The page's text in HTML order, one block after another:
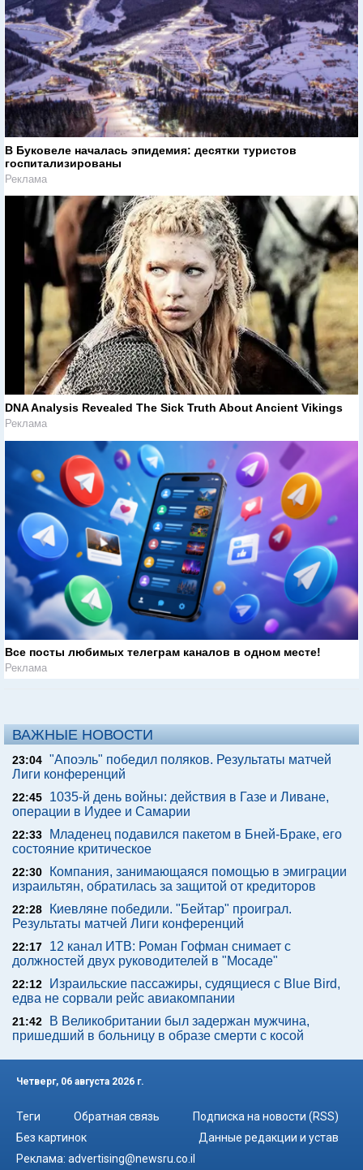
В Буковеле началась эпидемия: десятки туристов
госпитализированы
Реклама
DNA Analysis Revealed The Sick Truth About Ancient Vikings
Реклама
Все посты любимых телеграм каналов в одном месте!
Реклама
ВАЖНЫЕ НОВОСТИ
23:04 "Апоэль" победил поляков. Результаты матчей
Лиги конференций
22:45
1035-й день войны: действия в Газе и Ливане,
операции в Иудее и Самарии
22:33
Младенец подавился пакетом в Бней-Браке, его
состояние критическое
22:30
Компания, занимающаяся помощью в эмиграции
израильтян, обратилась за защитой от кредиторов
22:28
Киевляне победили. "Бейтар" проиграл.
Результаты матчей Лиги конференций
22:17
12 канал ИТВ: Роман Гофман снимает с
должностей двух руководителей в "Мосаде"
22:12
Израильские пассажиры, судящиеся с Blue Bird,
едва не сорвали рейс авиакомпании
21:42
В Великобритании был задержан мужчина,
пришедший в больницу в образе смерти с косой
Четверг, 06 августа 2026 г.
Теги Обратная связь
Подписка на новости (RSS)
Без картинок
Данные редакции и устав
Реклама: advertising@newsru.co.il